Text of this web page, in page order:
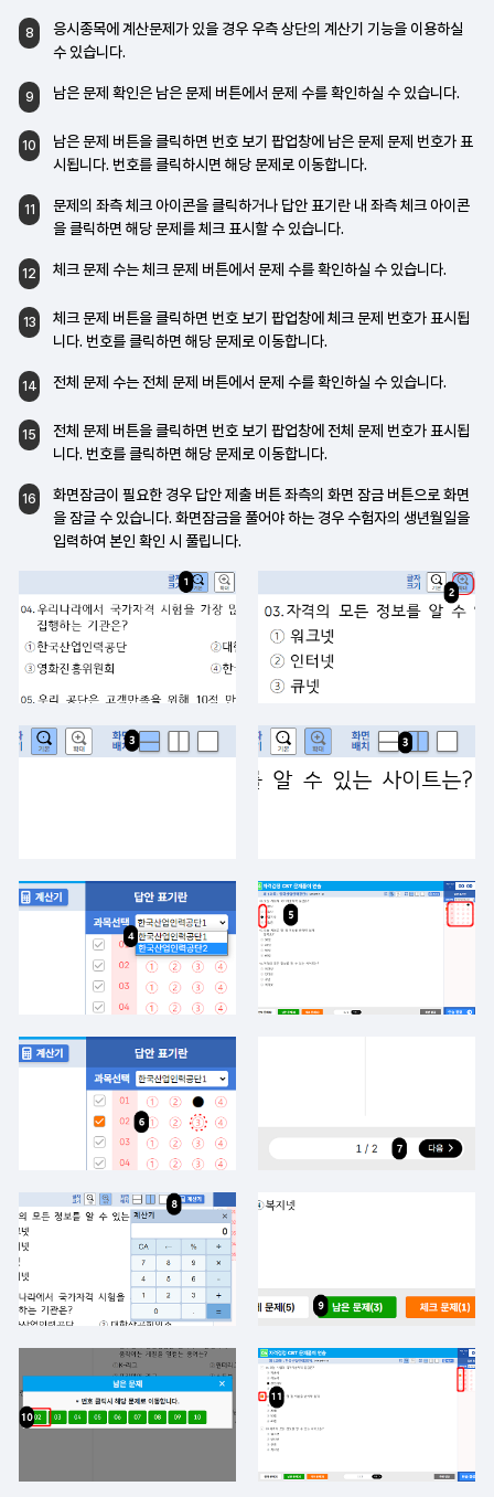
8 응시종목에 계산문제가 있을 경우 우측 상단의계산기 기능을 이용하실
수 있습니다.
9 남은 문제 확인은 남은 문제 버튼에서 문제 수를확인하실 수 있습니다.
10 남은 문제 버튼을 클릭하면 번호 보기 팝업창에 남은 문제 문제 번호가 표
시됩니다. 번호를클릭하시면 해당 문제로 이동합니다.
11 문제의 좌측 체크 아이콘을 클릭하거나 답안 표기란 내 좌측 체크 아이콘
을 클릭하면 해당문제를 체크 표시할 수 있습니다.
12 체크 문제 수는 체크 문제 버튼에서 문제 수를확인하실 수 있습니다.
13 체크 문제 버튼을 클릭하면 번호 보기 팝업창에체크 문제 번호가 표시됩
니다. 번호를클릭하면 해당 문제로 이동합니다.
14 전체 문제 수는 전체 문제 버튼에서 문제 수를확인하실 수 있습니다.
15 전체 문제 버튼을 클릭하면 번호 보기 팝업창에전체 문제 번호가 표시됩
니다. 번호를클릭하면 해당 문제로 이동합니다.
16 화면잠금이 필요한 경우 답안 제출 버튼 좌측의화면 잠금 버튼으로 화면
을 잠글 수 있습니다.화면잠금을 풀어야 하는 경우 수험자의 생년월일을
입력하여 본인 확인 시 풀립니다.